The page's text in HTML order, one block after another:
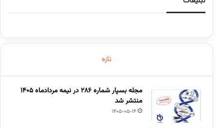
تازه
مجله بسپار شماره 286 در نیمه مردادماه 1405
منتشر شد
1405-05-14